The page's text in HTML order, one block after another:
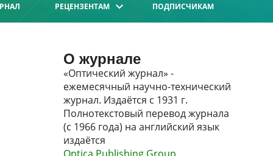
РЕЦЕНЗЕНТАМ ПОДПИСЧИКАМ
О журнале
«Оптический журнал» -
ежемесячный научно-технический
журнал. Издаётся с 1931 г.
Полнотекстовый перевод журнала
(с 1966 года) на английский язык
издаётся